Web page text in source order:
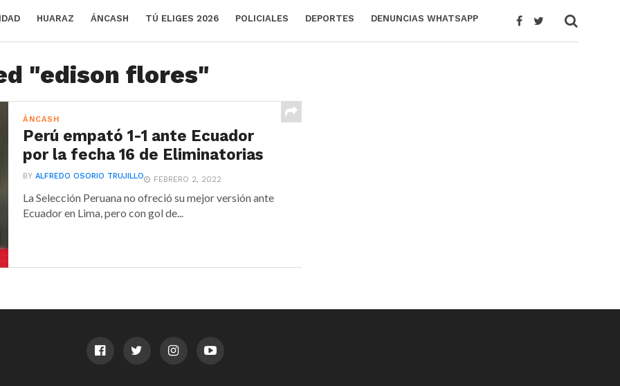
HUARAZ ÁNCASH TÚ ELIGES 2026 POLICIALES DEPORTES DENUNCIAS WHATSAPP
"edison flores"
ÁNCASH
Perú empató 1-1 ante Ecuador
por la fecha 16 de Eliminatorias
BYALFREDO OSORIO TRUJILLO FEBRERO 2, 2022
La Selección Peruana no ofreció su mejor versión ante
Ecuador en Lima, pero con gol de...